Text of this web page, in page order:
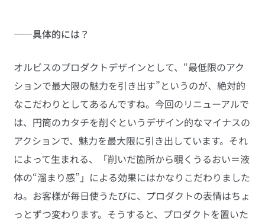
――具体的には？
オルビスのプロダクトデザインとして、“最低限のアク
ションで最大限の魅力を引き出す”というのが、絶対的
なこだわりとしてあるんですね。今回のリニューアルで
は、円筒のカタチを削ぐというデザイン的なマイナスの
アクションで、魅力を最大限に引き出しています。それ
によって生まれる、「削いだ箇所から覗くうるおい＝液
体の“溜まり感”」による効果にはかなりこだわりました
ね。お客様が毎日使うたびに、プロダクトの表情はちょ
っとずつ変わります。そうすると、プロダクトを置いた